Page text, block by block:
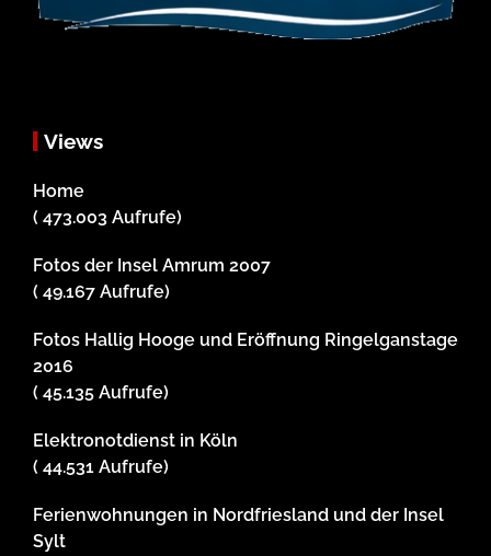
Views
Home
( 473.003 Aufrufe)
Fotos der Insel Amrum 2007
( 49.167 Aufrufe)
Fotos Hallig Hooge und Eröffnung Ringelganstage
2016
( 45.135 Aufrufe)
Elektronotdienst in Köln
( 44.531 Aufrufe)
Ferienwohnungen in Nordfriesland und der Insel
Sylt